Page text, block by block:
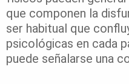
que componen la
ser habitual que
psicológicas en cada
puede señalarse una